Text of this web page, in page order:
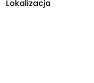
Lokalizacja